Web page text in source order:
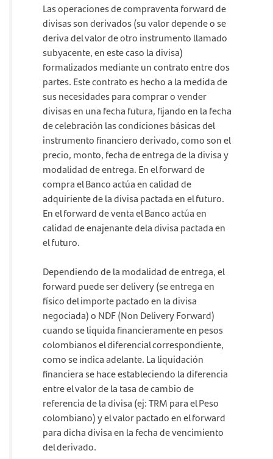
Las operaciones de compraventa forward de
divisas son derivados (su valor depende o se
deriva del valor de otro instrumento llamado
subyacente, en este caso la divisa)
formalizados mediante un contrato entre dos
partes. Este contrato es hecho a la medida de
sus necesidades para comprar o vender
divisas en una fecha futura, fijando en la fecha
de celebración las condiciones básicas del
instrumento financiero derivado, como son el
precio, monto, fecha de entrega de la divisa y
modalidad de entrega. En el forward de
compra el Banco actúa en calidad de
adquiriente de la divisa pactada en el futuro.
En el forward de venta el Banco actúa en
calidad de enajenante dela divisa pactada en
el futuro.
Dependiendo de la modalidad de entrega, el
forward puede ser delivery (se entrega en
físico del importe pactado en la divisa
negociada) o NDF (Non Delivery Forward)
cuando se liquida financieramente en pesos
colombianos el diferencial correspondiente,
como se indica adelante. La liquidación
financiera se hace estableciendo la diferencia
entre el valor de la tasa de cambio de
referencia de la divisa (ej: TRM para el Peso
colombiano) y el valor pactado en el forward
para dicha divisa en la fecha de vencimiento
del derivado.